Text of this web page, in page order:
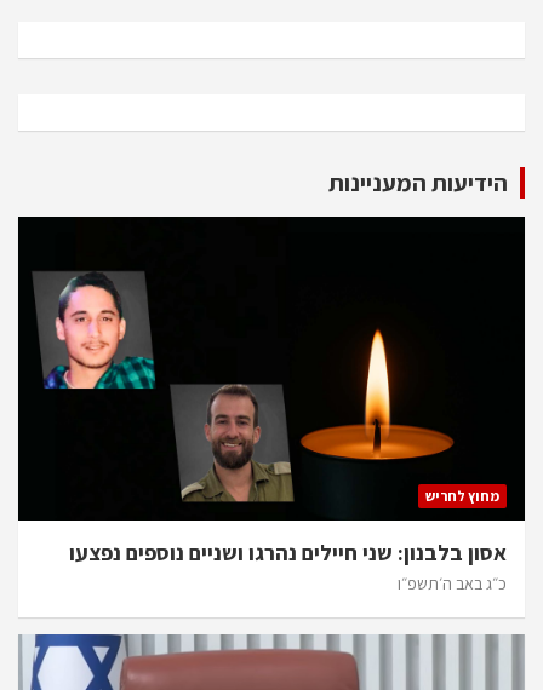
הידיעות המעניינות
מחוץ לחריש
אסון בלבנון: שני חיילים נהרגו ושניים נוספים נפצעו
כ״ג באב ה׳תשפ״ו